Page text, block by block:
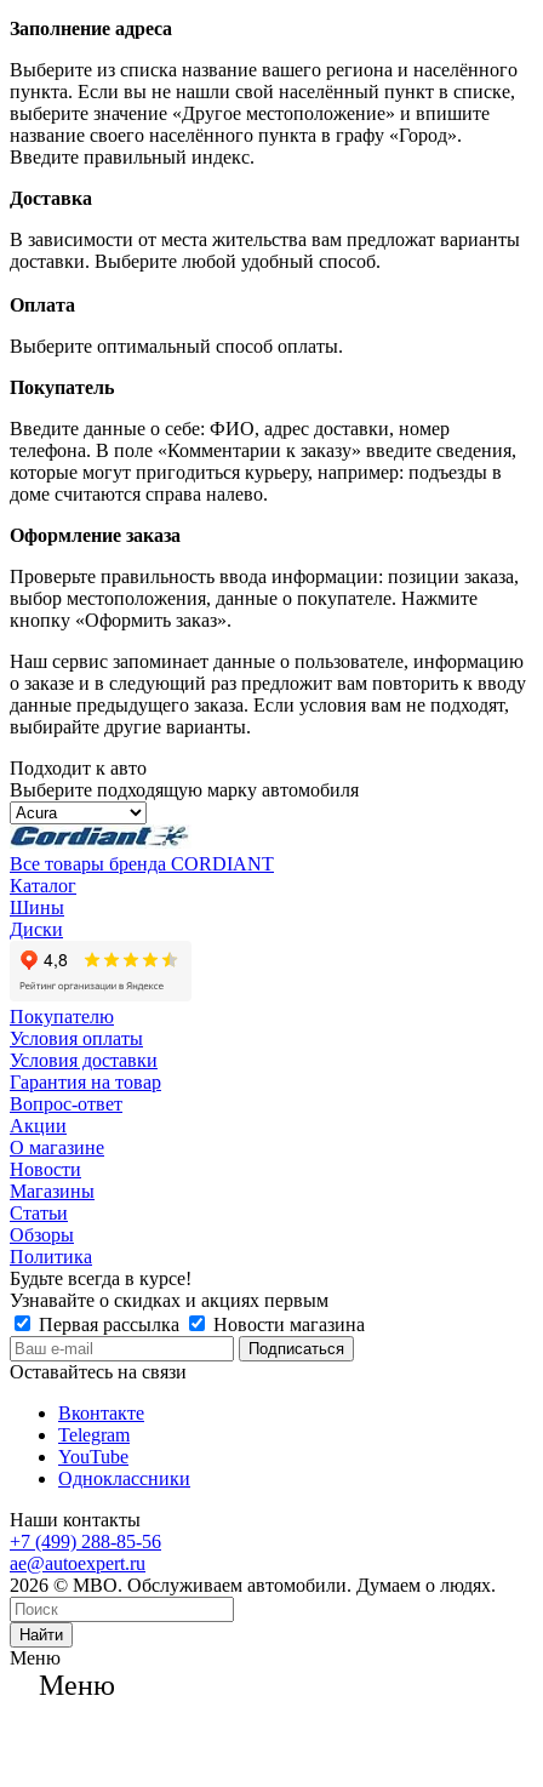
Заполнение адреса
Выберите из списка название вашего региона и населённого
пункта. Если вы не нашли свой населённый пункт в списке,
выберите значение «Другое местоположение» и впишите
название своего населённого пункта в графу «Город».
Введите правильный индекс.
Доставка
В зависимости от места жительства вам предложат варианты
доставки. Выберите любой удобный способ.
Оплата
Выберите оптимальный способ оплаты.
Покупатель
Введите данные о себе: ФИО, адрес доставки, номер
телефона. В поле «Комментарии к заказу» введите сведения,
которые могут пригодиться курьеру, например: подъезды в
доме считаются справа налево.
Оформление заказа
Проверьте правильность ввода информации: позиции заказа,
выбор местоположения, данные о покупателе. Нажмите
кнопку «Оформить заказ».
Наш сервис запоминает данные о пользователе, информацию
о заказе и в следующий раз предложит вам повторить к вводу
данные предыдущего заказа. Если условия вам не подходят,
выбирайте другие варианты.
Подходит к авто
Выберите подходящую марку автомобиля
Все товары бренда CORDIANT
Каталог
Шины
Диски
Покупателю
Условия оплаты
Условия доставки
Гарантия на товар
Вопрос-ответ
Акции
О магазине
Новости
Магазины
Статьи
Обзоры
Политика
Будьте всегда в курсе!
Узнавайте о скидках и акциях первым
Первая рассылка
Новости магазина
Оставайтесь на связи
Вконтакте
Telegram
YouTube
Одноклассники
Наши контакты
+7 (499) 288-85-56
ae@autoexpert.ru
2026 © МВО. Обслуживаем автомобили. Думаем о людях.
Найти
Меню
Меню